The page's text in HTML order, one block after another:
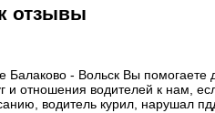
отзывы
Балаково - Вольск Вы
и отношения водителей к нам,
водитель курил, нарушал